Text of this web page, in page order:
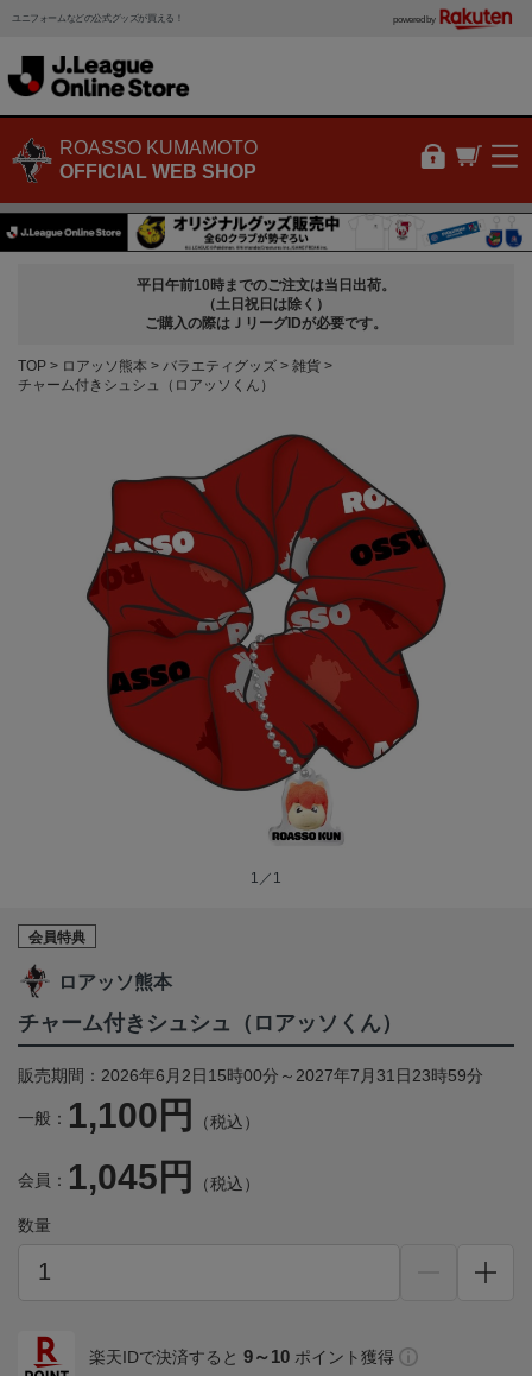
ユニフォームなどの公式グッズが買える！ powered by
ROASSO KUMAMOTO
OFFICIAL WEB SHOP
平日午前10時までのご注文は当日出荷。
（土日祝日は除く）
ご購入の際はＪリーグIDが必要です。
TOP ロアッソ熊本 バラエティグッズ
雑貨
チャーム付きシュシュ（ロアッソくん）
1／1
会員特典
ロアッソ熊本
チャーム付きシュシュ（ロアッソくん）
販売期間：2026年6月2日15時00分～2027年7月31日23時59分
一般： 1,100円 （税込）
会員： 1,045円 （税込）
数量
楽天IDで決済すると 9～10 ポイント獲得